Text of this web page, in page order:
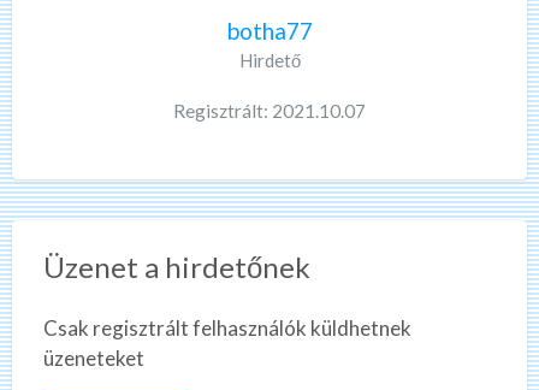
botha77
Hirdető
Regisztrált: 2021.10.07
Üzenet a hirdetőnek
Csak regisztrált felhasználók küldhetnek
üzeneteket